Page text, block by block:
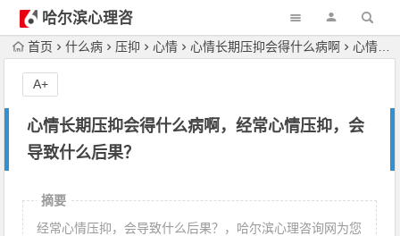
哈尔滨心理咨
询首页 什么病 压抑 心情 心情长期压抑会得什么病啊 心情长期压抑会得什么病啊，经常心情压抑，会导致什么后果？
心情长期压抑会得什么病啊，经常心情压抑，会
导致什么后果？
A+
摘要
经常心情压抑，会导致什么后果？，哈尔滨心理咨询网为您